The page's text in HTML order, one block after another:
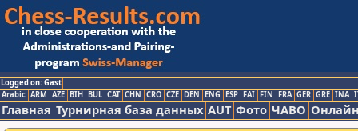
Logged on: Gast
Arabic ARM AZE BIH BUL CAT CHN CRO CZE DEN ENG ESP FAI FIN FRA GER GRE INA
Главная Турнирная база данных AUT Фото ЧАВО